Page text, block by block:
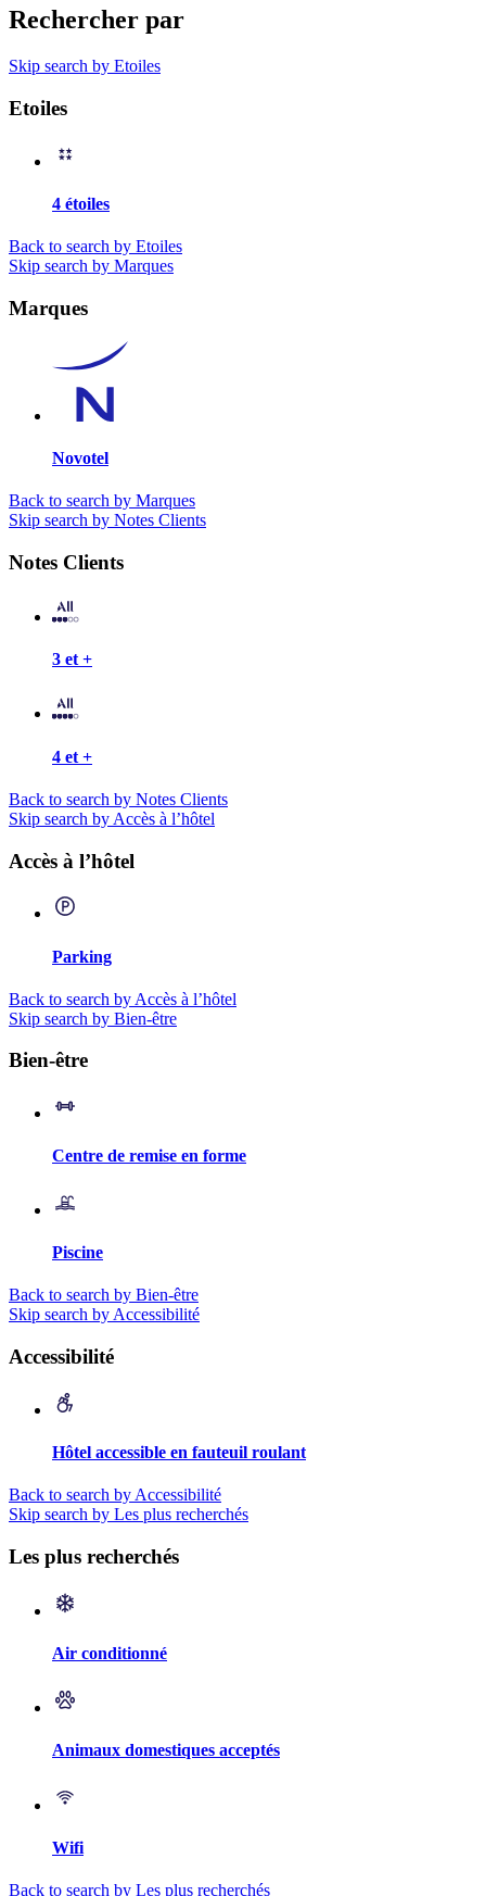
Rechercher par
Skip search by Etoiles
Etoiles
4 étoiles
Back to search by Etoiles
Skip search by Marques
Marques
Novotel
Back to search by Marques
Skip search by Notes Clients
Notes Clients
3 et +
4 et +
Back to search by Notes Clients
Skip search by Accès à l’hôtel
Accès à l’hôtel
Parking
Back to search by Accès à l’hôtel
Skip search by Bien-être
Bien-être
Centre de remise en forme
Piscine
Back to search by Bien-être
Skip search by Accessibilité
Accessibilité
Hôtel accessible en fauteuil roulant
Back to search by Accessibilité
Skip search by Les plus recherchés
Les plus recherchés
Air conditionné
Animaux domestiques acceptés
Wifi
Back to search by Les plus recherchés